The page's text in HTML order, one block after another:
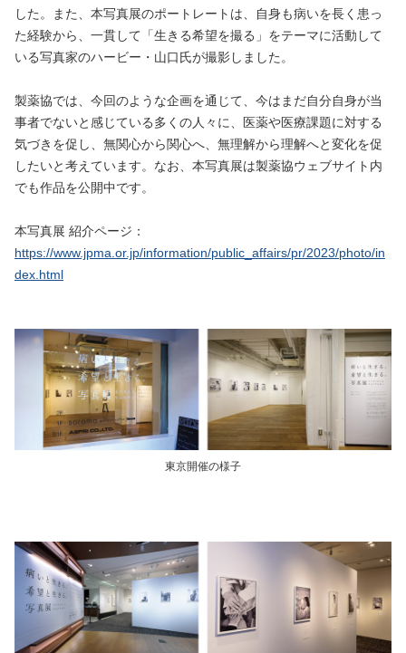
した。また、本写真展のポートレートは、自身も病いを長く患っ
た経験から、一貫して「生きる希望を撮る」をテーマに活動して
いる写真家のハービー・山口氏が撮影しました。
製薬協では、今回のような企画を通じて、今はまだ自分自身が当
事者でないと感じている多くの人々に、医薬や医療課題に対する
気づきを促し、無関心から関心へ、無理解から理解へと変化を促
したいと考えています。なお、本写真展は製薬協ウェブサイト内
でも作品を公開中です。
本写真展 紹介ページ：
https://www.jpma.or.jp/information/public_affairs/pr/2023/photo/in
dex.html
東京開催の様子